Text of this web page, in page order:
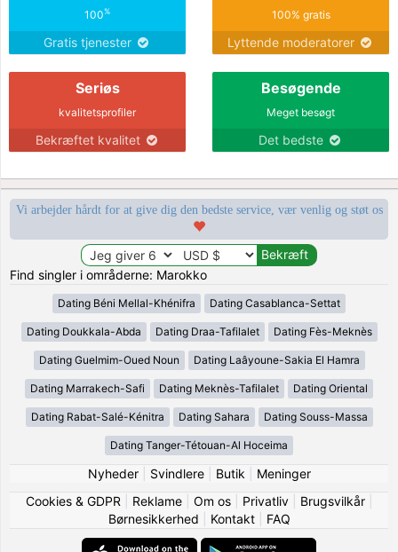
100%
Gratis tjenester
100% gratis
Lyttende moderatorer
Seriøs
kvalitetsprofiler
Bekræftet kvalitet
Besøgende
Meget besøgt
Det bedste
Vi arbejder hårdt for at give dig den bedste service, vær venlig og støt os
Find singler i områderne: Marokko
Dating Béni Mellal-Khénifra Dating Casablanca-Settat
Dating Doukkala-Abda Dating Draa-Tafilalet Dating Fès-Meknès
Dating Guelmim-Oued Noun Dating Laâyoune-Sakia El Hamra
Dating Marrakech-Safi Dating Meknès-Tafilalet Dating Oriental
Dating Rabat-Salé-Kénitra Dating Sahara Dating Souss-Massa
Dating Tanger-Tétouan-Al Hoceima
Nyheder| Svindlere| Butik
Meninger
Cookies & GDPR
Reklame| Om os| Privatliv| Brugsvilkår|
Børnesikkerhed
Kontakt| FAQ